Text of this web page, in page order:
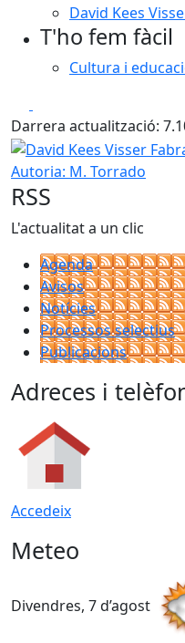
David Kees
T'ho fem fàcil
Cultura i
Darrera actualització:
David Kees Visser Fabra
Autoria: M. Torrado
RSS
L'actualitat a un clic
Agenda
Avisos
Notícies
Processos selectius
Publicacions
Adreces i
Accedeix
Meteo
Divendres, 7 d’agost